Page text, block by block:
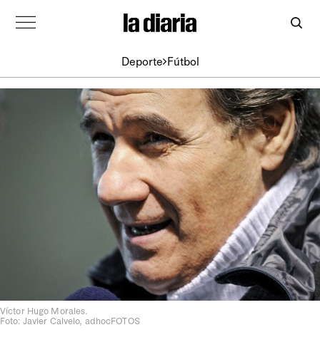
Deporte Fútbol
Víctor Hugo Morales.
Foto: Javier Calvelo, adhocFOTOS